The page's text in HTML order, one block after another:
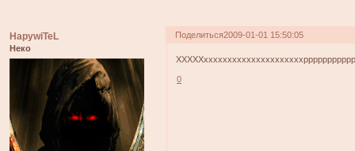
Поделиться2009-01-01 15:50:05
HapywiTeL
Неко
0